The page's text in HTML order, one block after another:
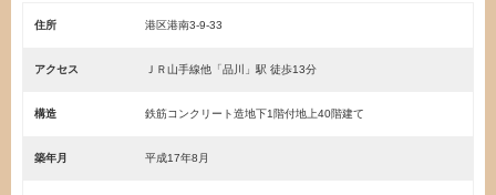
住所 港区港南3-9-33
アクセス ＪＲ山手線他「品川」駅 徒歩13分
構造 鉄筋コンクリート造地下1階付地上40階建て
築年月 平成17年8月